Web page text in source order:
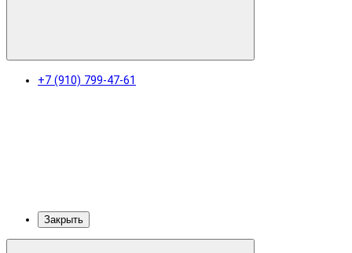
+7 (910) 799-47-61
Закрыть